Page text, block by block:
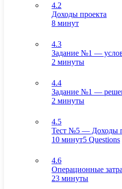
4.2
Доходы проекта
8 минут
4.3
Задание №1 —
2 минуты
4.4
Задание №1 —
2 минуты
4.5
Тест №5 — Доходы
10 минут5 Questions
4.6
Операционные
23 минуты